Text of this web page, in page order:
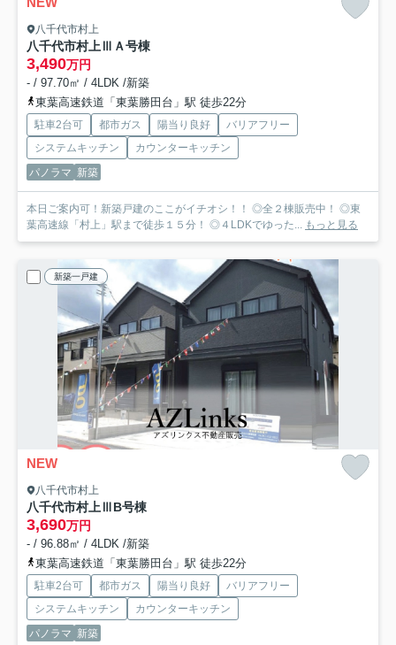
八千代市村上
八千代市村上Ⅲ Ａ号棟
3,490万円
- / 97.70㎡ / 4LDK /新築
東葉高速鉄道「東葉勝田台」駅 徒歩22分
駐車2台可 都市ガス 陽当り良好
バリアフリー
システムキッチン
カウンターキッチン
パノラマ 新築
本日ご案内可！新築戸建のここがイチオシ！！ ◎全２棟販売中！ ◎東
葉高速線「村上」駅まで徒歩１５分！ ◎４LDKでゆった... もっと見る
新築一戸建
NEW
八千代市村上
八千代市村上ⅢB号棟
3,690万円
- / 96.88㎡ / 4LDK /新築
東葉高速鉄道「東葉勝田台」駅 徒歩22分
駐車2台可 都市ガス 陽当り良好
バリアフリー
システムキッチン
カウンターキッチン
パノラマ 新築